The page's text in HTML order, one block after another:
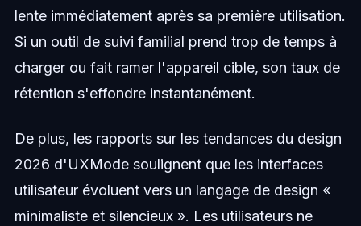
lente immédiatement après sa première utilisation.
Si un outil de suivi familial prend trop de temps à
charger ou fait ramer l'appareil cible, son taux de
rétention s'effondre instantanément.
De plus, les rapports sur les tendances du design
2026 d'UXMode soulignent que les interfaces
utilisateur évoluent vers un langage de design «
minimaliste et silencieux ». Les utilisateurs ne